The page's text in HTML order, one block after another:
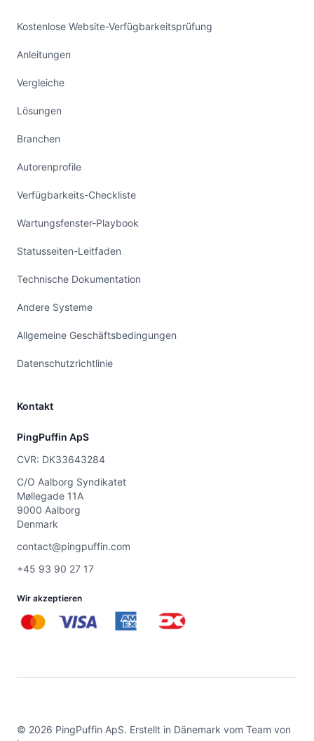
Kostenlose Website-Verfügbarkeitsprüfung
Anleitungen
Vergleiche
Lösungen
Branchen
Autorenprofile
Verfügbarkeits-Checkliste
Wartungsfenster-Playbook
Statusseiten-Leitfaden
Technische Dokumentation
Andere Systeme
Allgemeine Geschäftsbedingungen
Datenschutzrichtlinie
Kontakt
PingPuffin ApS
CVR: DK33643284
C/O Aalborg Syndikatet
Møllegade 11A
9000 Aalborg
Denmark
contact@pingpuffin.com
+45 93 90 27 17
Wir akzeptieren
© 2026 PingPuffin ApS. Erstellt in Dänemark vom Team von